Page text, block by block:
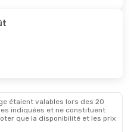
étaient valables lors des 20
indiquées et ne constituent
que la disponibilité et les prix